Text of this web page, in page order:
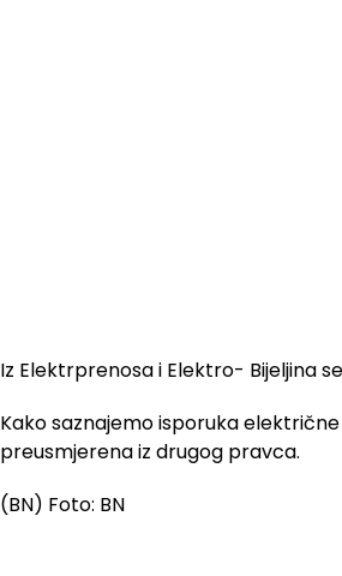
Iz Elektrprenosa i Elektro- Bijeljina
Kako saznajemo isporuka
preusmjerena iz drugog pravca.
(BN) Foto: BN